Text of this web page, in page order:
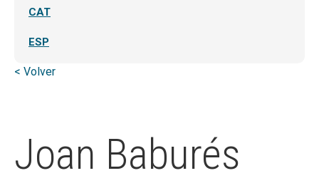
CAT
ESP
< Volver
Joan Baburés